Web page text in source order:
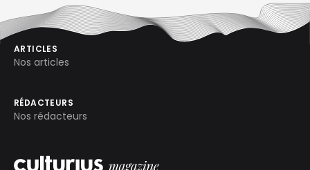
ARTICLES
Nos articles
RÉDACTEURS
Nos rédacteurs